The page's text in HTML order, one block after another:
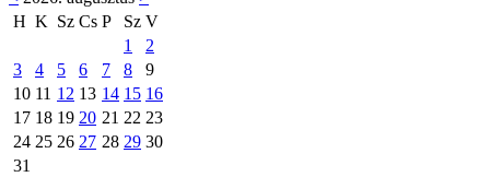
H K Sz Cs P Sz V
1
2
3
4 5 6 7 8
9
10 11 12 13 14 15 16
17 18 19 20 21 22 23
24 25 26 27 28 29 30
31